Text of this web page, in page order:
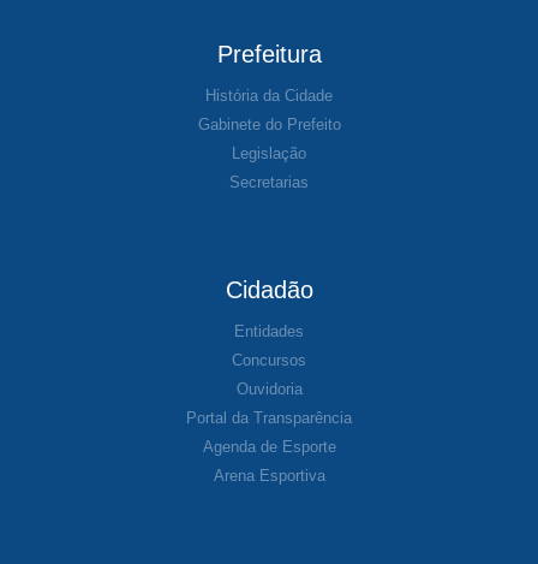
Prefeitura
História da Cidade
Gabinete do Prefeito
Legislação
Secretarias
Cidadão
Entidades
Concursos
Ouvidoria
Portal da Transparência
Agenda de Esporte
Arena Esportiva